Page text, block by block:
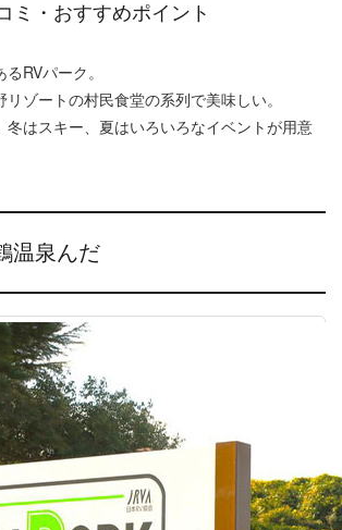
ミ・おすすめポイント
RVパーク。
リゾートの村民食堂の系列で美味しい。
冬はスキー、夏はいろいろなイベントが用意
温泉んだ